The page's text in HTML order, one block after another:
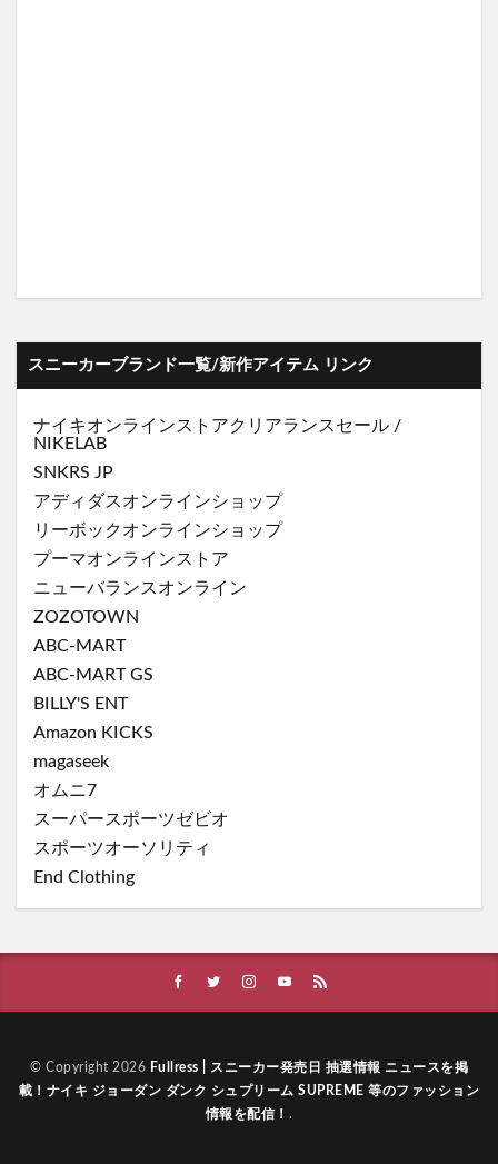
スニーカーブランド一覧/新作アイテム リンク
ナイキオンラインストアクリアランスセール /
NIKELAB
SNKRS JP
アディダスオンラインショップ
リーボックオンラインショップ
プーマオンラインストア
ニューバランスオンライン
ZOZOTOWN
ABC-MART
ABC-MART GS
BILLY'S ENT
Amazon KICKS
magaseek
オムニ7
スーパースポーツゼビオ
スポーツオーソリティ
End Clothing
© Copyright 2026 Fullress | スニーカー発売日 抽選情報 ニュースを掲
載！ナイキ ジョーダン ダンク シュプリーム SUPREME 等のファッション
情報を配信！ .